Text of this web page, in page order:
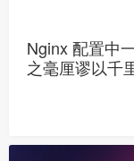
Nginx 配置中
之毫厘谬以千